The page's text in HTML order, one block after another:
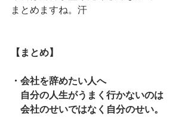
まとめますね。汗
【まとめ】
・会社を辞めたい人へ
自分の人生がうまく行かないのは
会社のせいではなく自分のせい。